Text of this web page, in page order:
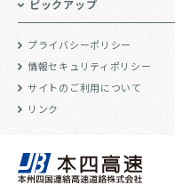
ピックアップ
プライバシーポリシー
情報セキュリティポリシー
サイトのご利用について
リンク